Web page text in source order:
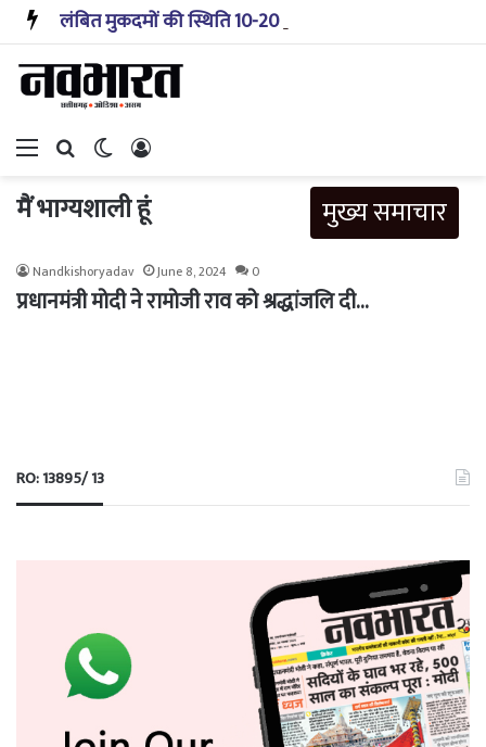
Menu Search forSwitch skin
मैं भाग्यशाली हूं मुख्य समाचार
Nandkishoryadav June 8, 2024 0
प्रधानमंत्री मोदी ने रामोजी राव को श्रद्धांजलि दी…
RO: 13895/ 13